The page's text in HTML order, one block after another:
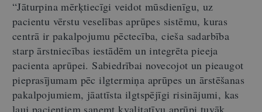
“Jāturpina mērķtiecīgi veidot mūsdienīgu, uz
pacientu vērstu veselības aprūpes sistēmu, kuras
centrā ir pakalpojumu pēctecība, cieša sadarbība
starp ārstniecības iestādēm un integrēta pieeja
pacienta aprūpei. Sabiedrībai novecojot un pieaugot
pieprasījumam pēc ilgtermiņa aprūpes un ārstēšanas
pakalpojumiem, jāattīsta ilgtspējīgi risinājumi, kas
ļauj pacientiem saņemt kvalitatīvu aprūpi tuvāk